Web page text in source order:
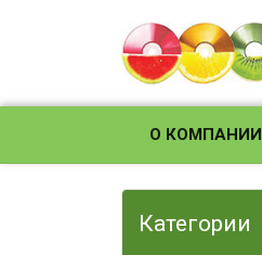
О КОМПАНИИ
Категории